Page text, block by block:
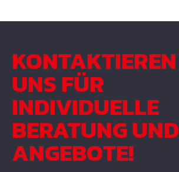
UNS FÜR
INDIVIDUELLE
BERATUNG UND
ANGEBOTE!